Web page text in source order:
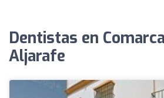
Dentistas en
Aljarafe